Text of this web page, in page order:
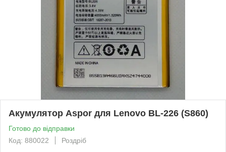
Акумулятор Aspor для Lenovo BL-226 (S860)
Готово до відправки
Код: 880022
Роздріб